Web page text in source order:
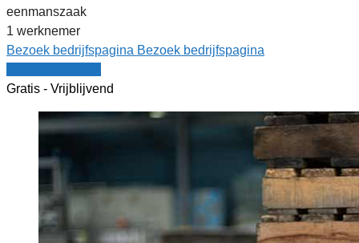
eenmanszaak
1 werknemer
Bezoek bedrijfspagina Bezoek bedrijfspagina
Gratis - Vrijblijvend